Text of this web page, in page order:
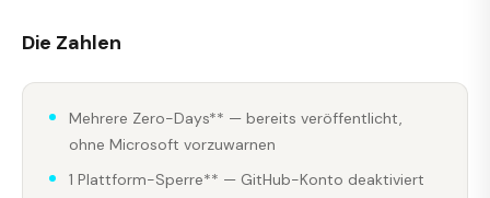
Die Zahlen
Mehrere Zero-Days** — bereits veröffentlicht,
ohne Microsoft vorzuwarnen
1 Plattform-Sperre** — GitHub-Konto deaktiviert